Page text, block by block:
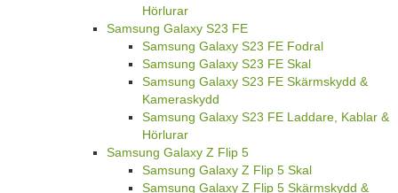
Hörlurar
Samsung Galaxy S23 FE
Samsung Galaxy S23 FE Fodral
Samsung Galaxy S23 FE Skal
Samsung Galaxy S23 FE Skärmskydd &
Kameraskydd
Samsung Galaxy S23 FE Laddare, Kablar &
Hörlurar
Samsung Galaxy Z Flip 5
Samsung Galaxy Z Flip 5 Skal
Samsung Galaxy Z Flip 5 Skärmskydd &